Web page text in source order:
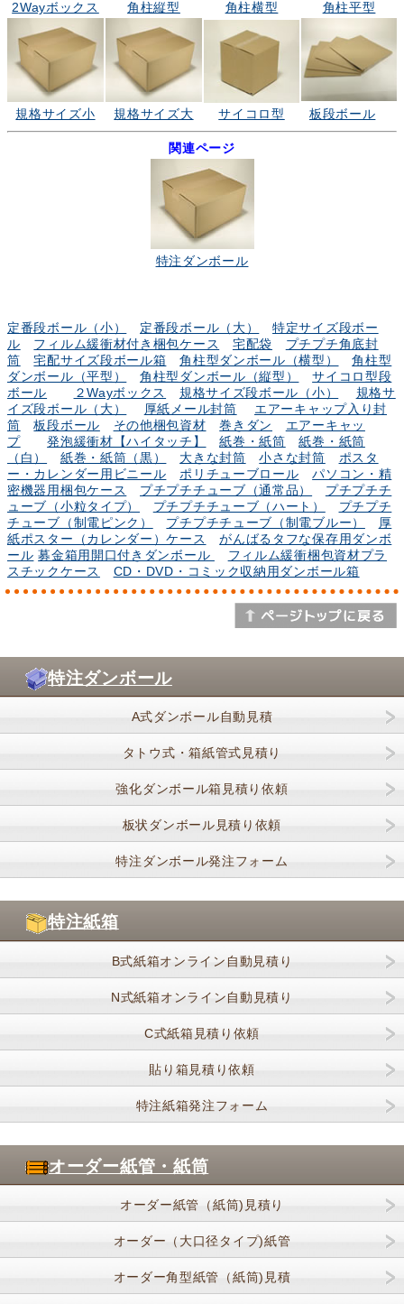
2Wayボックス 角柱縦型 角柱横型 角柱平型
規格サイズ小 規格サイズ大 サイコロ型 板段ボール
関連ページ
特注ダンボール
定番段ボール（小） 定番段ボール（大）
特定サイズ段ボー
ル
フィルム緩衝材付き梱包ケース 宅配袋
プチプチ角底封
筒
宅配サイズ段ボール箱 角柱型ダンボール（横型）
角柱型
ダンボール（平型）
角柱型ダンボール（縦型）
サイコロ型段
ボール
２Wayボックス 規格サイズ段ボール（小）
規格サ
イズ段ボール（大）
厚紙メール封筒
エアーキャップ入り封
筒
板段ボール その他梱包資材 巻きダン
エアーキャッ
プ
発泡緩衝材【ハイタッチ】 紙巻・紙筒
紙巻・紙筒
（白）
紙巻・紙筒（黒） 大きな封筒 小さな封筒
ポスタ
ー・カレンダー用ビニール
ポリチューブロール
パソコン・精
密機器用梱包ケース
プチプチチューブ（通常品）
プチプチチ
ューブ（小粒タイプ）
プチプチチューブ（ハート）
プチプチ
チューブ（制電ピンク）
プチプチチューブ（制電ブルー）
厚
紙ポスター（カレンダー）ケース
がんばるタフな保存用ダンボ
ール 募金箱用開口付きダンボール
フィルム緩衝梱包資材プラ
スチックケース
CD・DVD・コミック収納用ダンボール箱
特注ダンボール
A式ダンボール自動見積
タトウ式・箱紙管式見積り
強化ダンボール箱見積り依頼
板状ダンボール見積り依頼
特注ダンボール発注フォーム
特注紙箱
B式紙箱オンライン自動見積り
N式紙箱オンライン自動見積り
C式紙箱見積り依頼
貼り箱見積り依頼
特注紙箱発注フォーム
オーダー紙管・紙筒
オーダー紙管（紙筒)見積り
オーダー（大口径タイプ)紙管
オーダー角型紙管（紙筒)見積